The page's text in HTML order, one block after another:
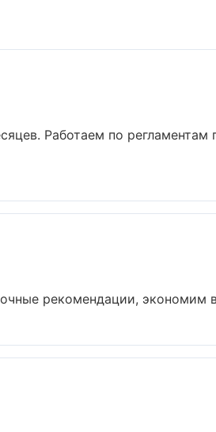
Работаем по
рекомендации, экономим